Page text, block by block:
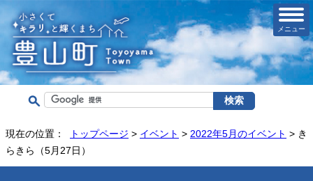
メニュー
現在の位置： トップページ > イベント > 2022年5月のイベント > き
らきら（5月27日）